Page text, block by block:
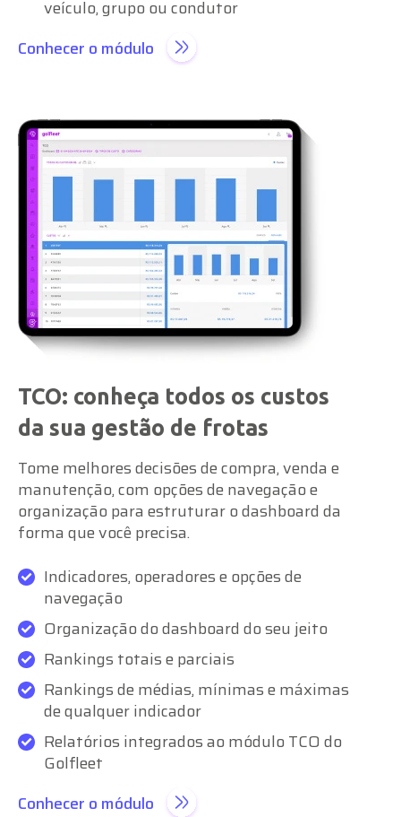
veículo, grupo ou condutor
Conhecer o módulo
TCO: conheça todos os custos
da sua gestão de frotas
Tome melhores decisões de compra, venda e
manutenção, com opções de navegação e
organização para estruturar o dashboard da
forma que você precisa.
Indicadores, operadores e opções de
navegação
Organização do dashboard do seu jeito
Rankings totais e parciais
Rankings de médias, mínimas e máximas
de qualquer indicador
Relatórios integrados ao módulo TCO do
Golfleet
Conhecer o módulo